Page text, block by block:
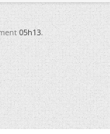
05h13.